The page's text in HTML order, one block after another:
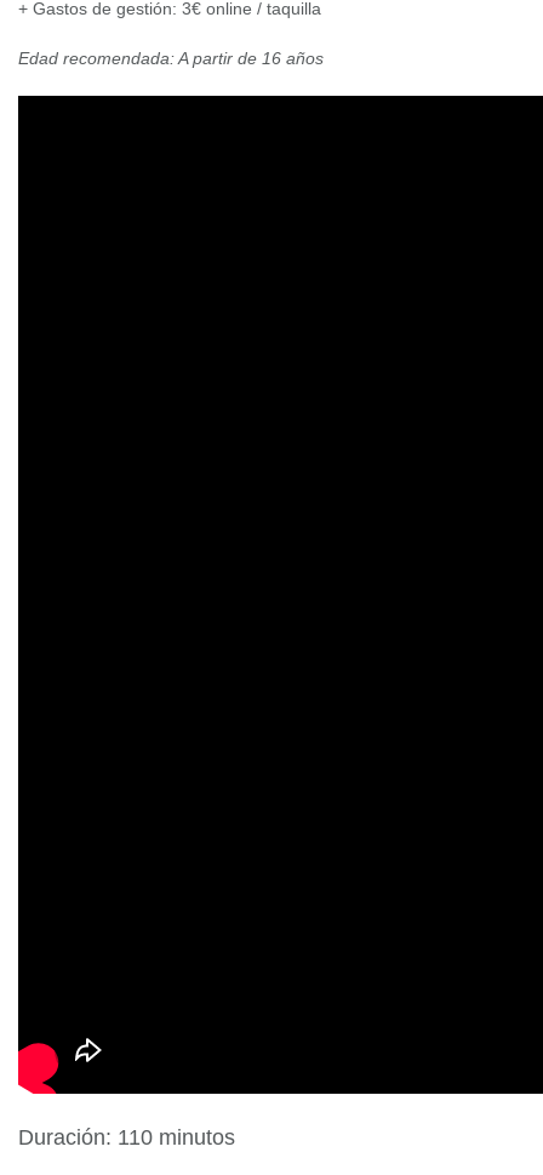
+ Gastos de gestión: 3€ online / taquilla
Edad recomendada: A partir de 16 años
Duración: 110 minutos